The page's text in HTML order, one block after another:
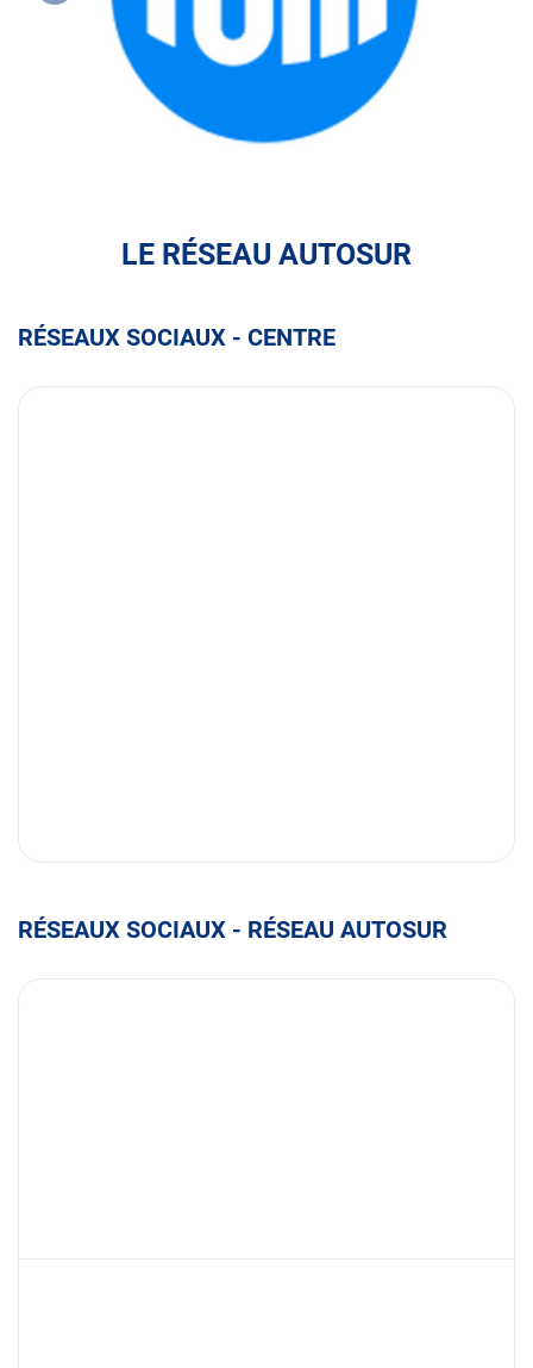
LE RÉSEAU AUTOSUR
RÉSEAUX SOCIAUX - CENTRE
RÉSEAUX SOCIAUX - RÉSEAU AUTOSUR